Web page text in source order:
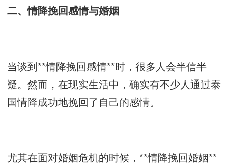
二、情降挽回感情与婚姻
当谈到**情降挽回感情**时，很多人会半信半
疑。然而，在现实生活中，确实有不少人通过泰
国情降成功地挽回了自己的感情。
尤其在面对婚姻危机的时候，**情降挽回婚姻**